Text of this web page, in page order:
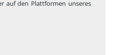
auf den Plattformen unseres